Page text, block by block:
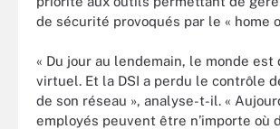
de sécurité provoqués par le « home
« Du jour au lendemain, le monde est
virtuel. Et la DSI a perdu le contrôle
de son réseau », analyse-t-il. «
employés peuvent être n’importe où